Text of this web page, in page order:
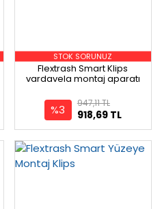
STOK SORUNUZ
Flextrash Smart Klips
vardavela montaj aparatı
%3 918,69 TL
947,11 TL